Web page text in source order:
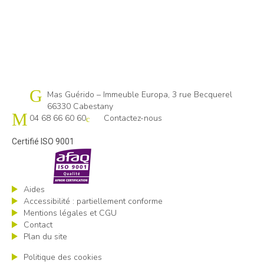
Cap emploi 66
Mas Guérido – Immeuble Europa, 3 rue Becquerel
66330 Cabestany
04 68 66 60 60
Contactez-nous
Certifié ISO 9001
Aides
Accessibilité : partiellement conforme
Mentions légales et CGU
Contact
Plan du site
Politique des cookies